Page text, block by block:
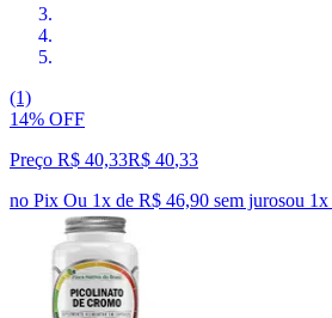
(1)
14% OFF
Preço R$ 40,33R$ 40,33
no Pix Ou 1x de R$ 46,90 sem jurosou 1x